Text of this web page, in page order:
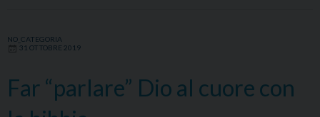
NO_CATEGORIA
31 OTTOBRE 2019
Far “parlare” Dio al cuore con